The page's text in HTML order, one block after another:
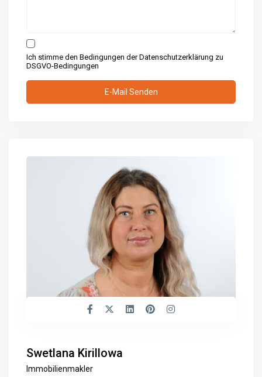
Ich stimme den Bedingungen der Datenschutzerklärung zu
DSGVO-Bedingungen
Swetlana Kirillowa
Immobilienmakler